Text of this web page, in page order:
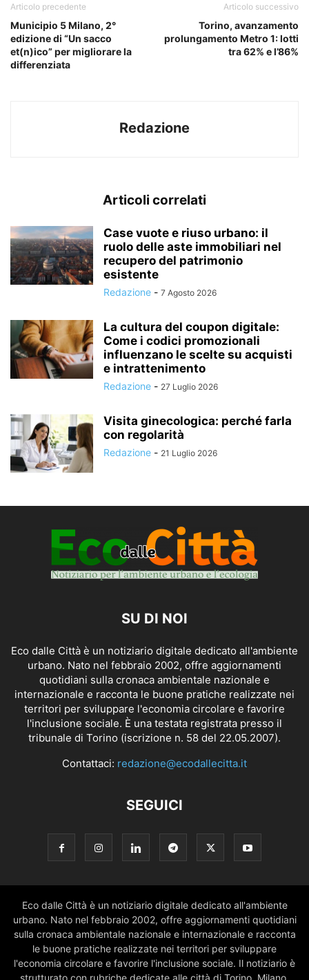
Articolo precedente
Municipio 5 Milano, 2°
edizione di “Un sacco
et(n)ico” per migliorare la
differenziata
Articolo successivo
Torino, avanzamento
prolungamento Metro 1: lotti
tra 62% e l’86%
Redazione
Articoli correlati
Case vuote e riuso urbano: il
ruolo delle aste immobiliari nel
recupero del patrimonio
esistente
Redazione - 7 Agosto 2026
La cultura del coupon digitale:
Come i codici promozionali
influenzano le scelte su acquisti
e intrattenimento
Redazione - 27 Luglio 2026
Visita ginecologica: perché farla
con regolarità
Redazione - 21 Luglio 2026
SU DI NOI
Eco dalle Città è un notiziario digitale dedicato all'ambiente
urbano. Nato nel febbraio 2002, offre aggiornamenti
quotidiani sulla cronaca ambientale nazionale e
internazionale e racconta le buone pratiche realizzate nei
territori per sviluppare l'economia circolare e favorire
l'inclusione sociale. È una testata registrata presso il
tribunale di Torino (iscrizione n. 58 del 22.05.2007).
Contattaci: redazione@ecodallecitta.it
SEGUICI
Eco dalle Città è un notiziario digitale dedicato all'ambiente
urbano. Nato nel febbraio 2002, offre aggiornamenti quotidiani
sulla cronaca ambientale nazionale e internazionale e racconta
le buone pratiche realizzate nei territori per sviluppare
l'economia circolare e favorire l'inclusione sociale. Il notiziario è
strutturato con rubriche dedicate alle città di Torino, Milano,